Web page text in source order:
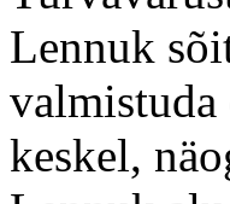
Lennuk
valmistuda
keskel,